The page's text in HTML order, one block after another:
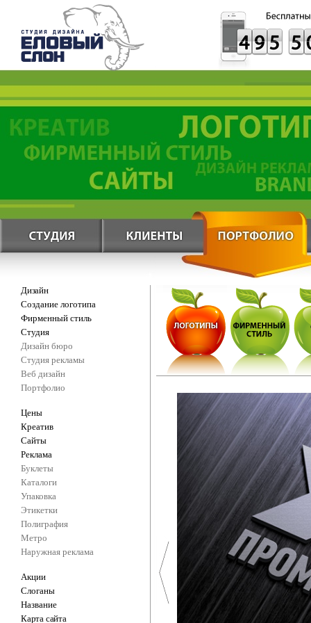
Дизайн
Создание логотипа
Фирменный стиль
Студия
Дизайн бюро
Студия рекламы
Веб дизайн
Портфолио
Цены
Креатив
Сайты
Реклама
Буклеты
Каталоги
Упаковка
Этикетки
Полиграфия
Метро
Наружная реклама
Акции
Слоганы
Название
Карта сайта